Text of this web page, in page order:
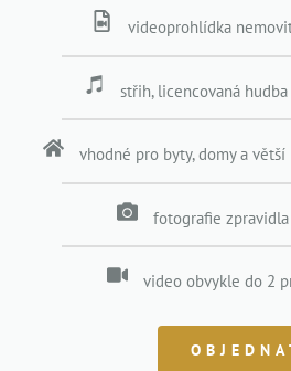
videoprohlídka
střih, licencovaná
vhodné pro byty, domy a
fotografie
video obvykle do 2